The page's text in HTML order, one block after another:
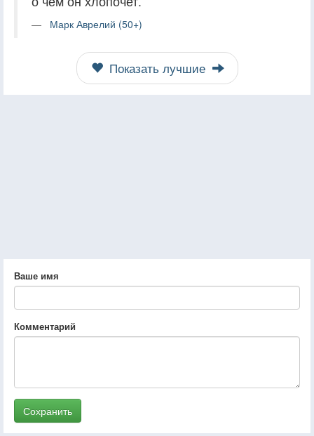
Марк Аврелий (50+)
Показать лучшие
Ваше имя
Комментарий
Сохранить